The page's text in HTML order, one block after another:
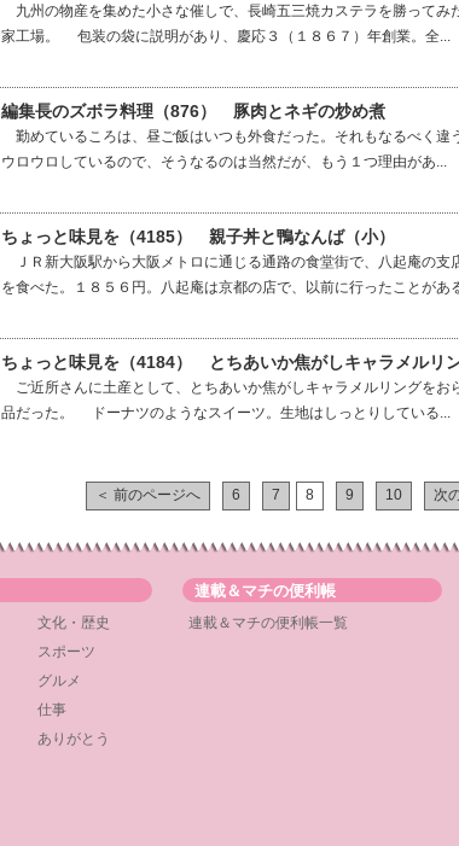
九州の物産を集めた小さな催しで、長崎五三焼カステラを勝ってみ
家工場。 包装の袋に説明があり、慶応３（１８６７）年創業。全...
編集長のズボラ料理（876） 豚肉とネギの炒め煮
勤めているころは、昼ご飯はいつも外食だった。それもなるべく
ウロウロしているので、そうなるのは当然だが、もう１つ理由があ...
ちょっと味見を（4185） 親子丼と鴨なんば（小）
ＪＲ新大阪駅から大阪メトロに通じる通路の食堂街で、八起庵の支
を食べた。１８５６円。八起庵は京都の店で、以前に行ったことがある
ちょっと味見を（4184） とちあいか焦がしキャラメルリ
ご近所さんに土産として、とちあいか焦がしキャラメルリングをお
品だった。 ドーナツのようなスイーツ。生地はしっとりしている...
＜ 前のページへ 6 7 8 9 10 次
文化・歴史
スポーツ
グルメ
仕事
ありがとう
連載＆マチの便利帳
連載＆マチの便利帳一覧